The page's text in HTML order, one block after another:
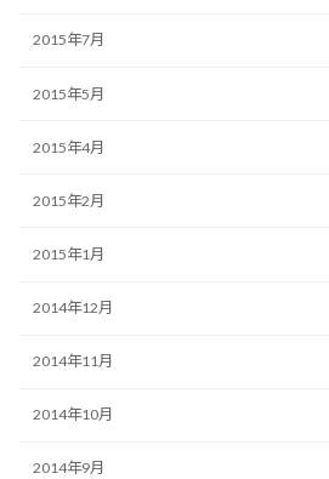
2015年7月
2015年5月
2015年4月
2015年2月
2015年1月
2014年12月
2014年11月
2014年10月
2014年9月